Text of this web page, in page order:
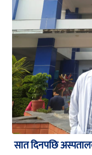
सात दिनपछि